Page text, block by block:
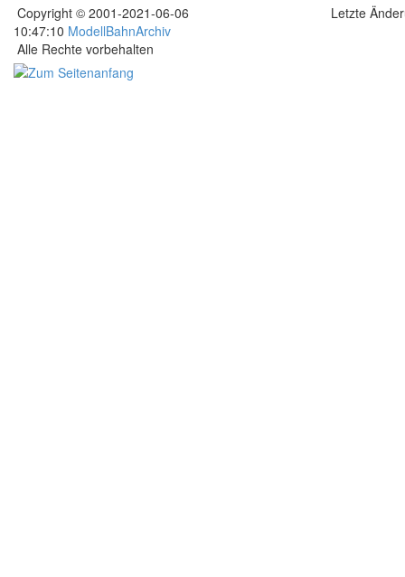
Copyright © 2001-2021-06-06
10:47:10 ModellBahnArchiv
Letzte
Alle Rechte vorbehalten